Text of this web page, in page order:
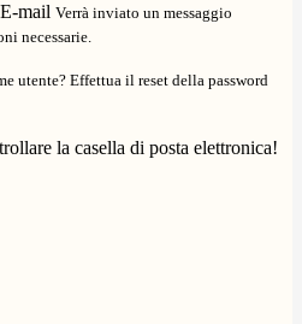
E-mail Verrà inviato un messaggio
necessarie.
utente? Effettua il reset della password
la casella di posta elettronica!